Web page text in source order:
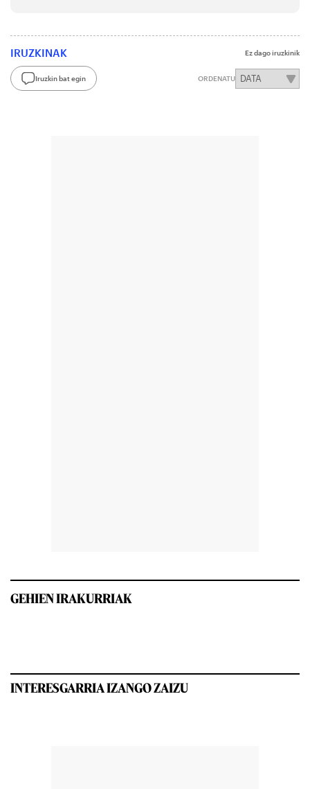
IRUZKINAK Ez dago iruzkinik
Iruzkin bat egin ORDENATU
GEHIEN IRAKURRIAK
INTERESGARRIA IZANGO ZAIZU